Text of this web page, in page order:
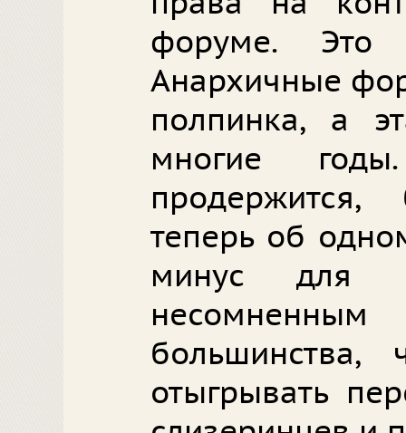
форуме. Это
Анархичные
полпинка, а
многие
теперь об
минус для
отыгрывать